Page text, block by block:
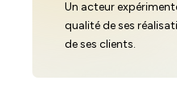
Un acteur
qualité de ses
de ses clients.